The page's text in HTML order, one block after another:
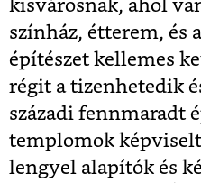
kisvárosnak, ahol
színház, étterem, és
építészet kellemes
régit a tizenhetedik
századi fennmaradt
templomok
lengyel alapítók és